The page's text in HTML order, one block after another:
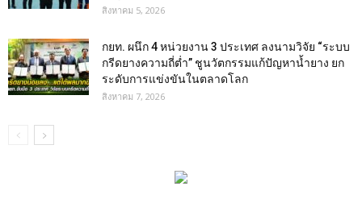
สิงหาคม 5, 2026
กยท. ผนึก 4 หน่วยงาน 3 ประเทศ ลงนามวิจัย “ระบบ
กรีดยางความถี่ต่ำ” ชูนวัตกรรมแก้ปัญหาน้ำยาง ยก
ระดับการแข่งขันในตลาดโลก
สิงหาคม 7, 2026